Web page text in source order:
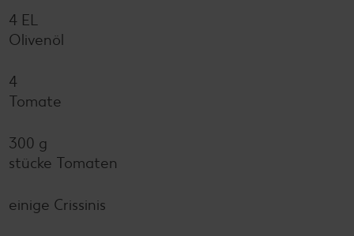
4 EL
Olivenöl
4
Tomate
300 g
stücke Tomaten
einige Crissinis